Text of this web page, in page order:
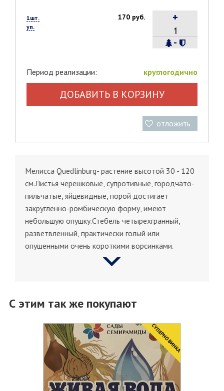
1шт.
уп.
170 руб.
-
+
Период реализации: круглогодично
ДОБАВИТЬ В КОРЗИНУ
отложить
Мелисса Quedlinburg- растение высотой 30 - 120
см.Листья черешковые, супротивные, городчато-
пильчатые, яйцевидные, порой достигает
закругленно-ромбическую форму, имеют
небольшую опушку.Стебель четырехгранный,
разветвленный, практически голый или
опушенными очень короткими ворсинками.
С этим так же покупают
CУПЕРНОВИНКА